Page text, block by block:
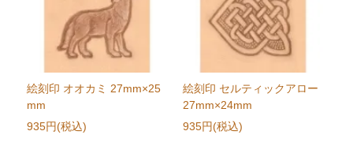
絵刻印 オオカミ 27mm×25
mm
935円(税込)
絵刻印 セルティックアロー
27mm×24mm
935円(税込)